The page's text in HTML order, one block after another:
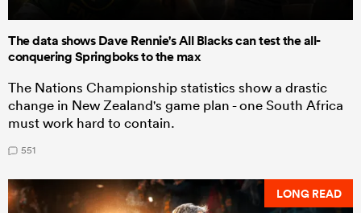
The data shows Dave Rennie's All Blacks can test the all-
conquering Springboks to the max
The Nations Championship statistics show a drastic
change in New Zealand's game plan - one South Africa
must work hard to contain.
551
LONG READ